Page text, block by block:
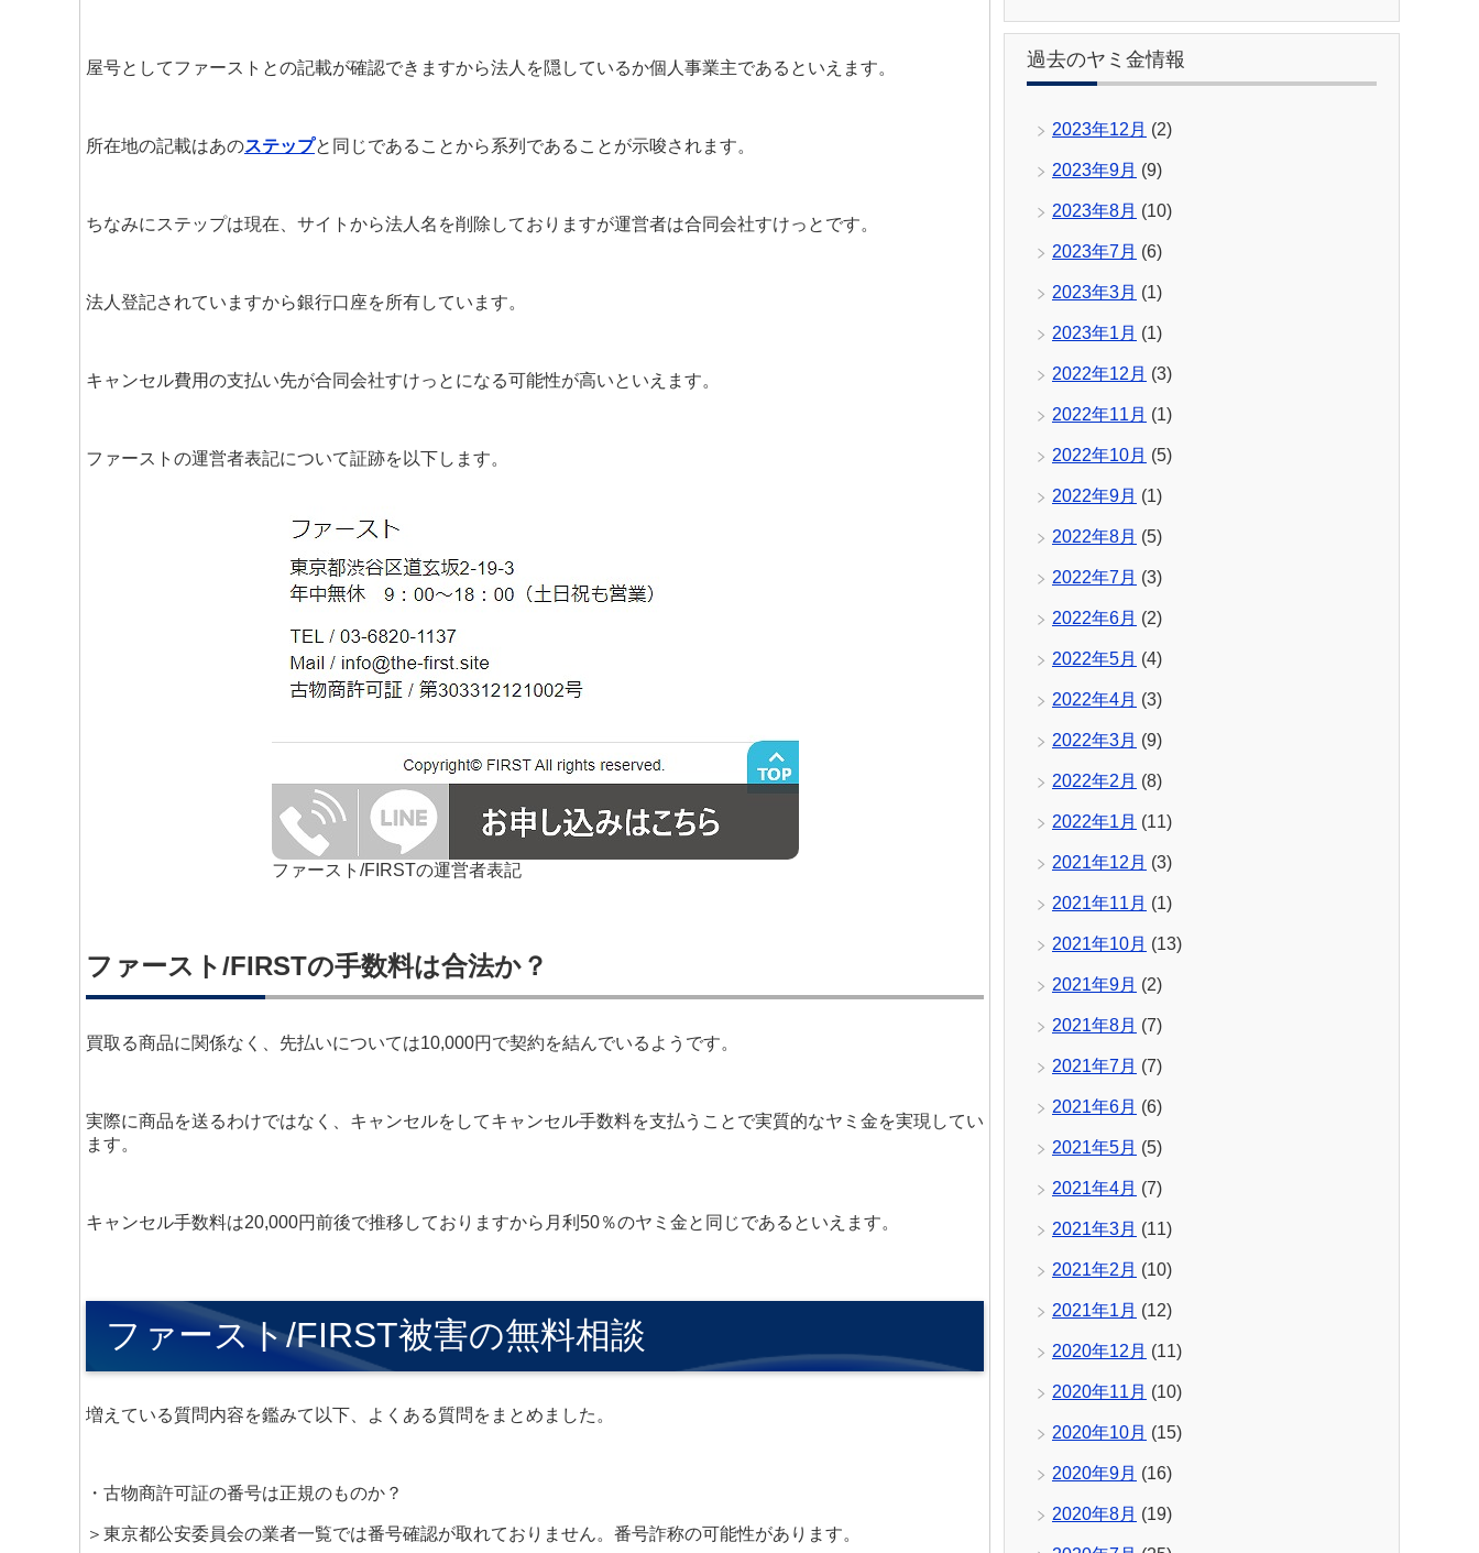
屋号としてファーストとの記載が確認できますから法人を隠しているか個人事業主であるといえます。
所在地の記載はあのステップと同じであることから系列であることが示唆されます。
ちなみにステップは現在、サイトから法人名を削除しておりますが運営者は合同会社すけっとです。
法人登記されていますから銀行口座を所有しています。
キャンセル費用の支払い先が合同会社すけっとになる可能性が高いといえます。
ファーストの運営者表記について証跡を以下します。
ファースト/FIRSTの運営者表記
ファースト/FIRSTの手数料は合法か？
買取る商品に関係なく、先払いについては10,000円で契約を結んでいるようです。
実際に商品を送るわけではなく、キャンセルをしてキャンセル手数料を支払うことで実質的なヤミ金を実現してい
ます。
キャンセル手数料は20,000円前後で推移しておりますから月利50％のヤミ金と同じであるといえます。
ファースト/FIRST被害の無料相談
増えている質問内容を鑑みて以下、よくある質問をまとめました。
・古物商許可証の番号は正規のものか？
＞東京都公安委員会の業者一覧では番号確認が取れておりません。番号詐称の可能性があります。
過去のヤミ金情報
2023年12月 (2)
2023年9月 (9)
2023年8月 (10)
2023年7月 (6)
2023年3月 (1)
2023年1月 (1)
2022年12月 (3)
2022年11月 (1)
2022年10月 (5)
2022年9月 (1)
2022年8月 (5)
2022年7月 (3)
2022年6月 (2)
2022年5月 (4)
2022年4月 (3)
2022年3月 (9)
2022年2月 (8)
2022年1月 (11)
2021年12月 (3)
2021年11月 (1)
2021年10月 (13)
2021年9月 (2)
2021年8月 (7)
2021年7月 (7)
2021年6月 (6)
2021年5月 (5)
2021年4月 (7)
2021年3月 (11)
2021年2月 (10)
2021年1月 (12)
2020年12月 (11)
2020年11月 (10)
2020年10月 (15)
2020年9月 (16)
2020年8月 (19)